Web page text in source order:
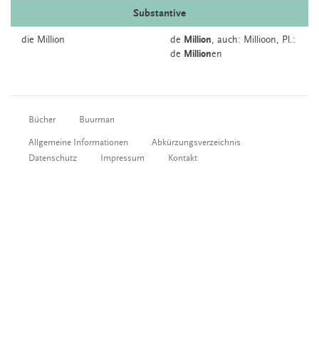
Substantive
die Million de Million, auch: Millioon, Pl.:
de Millionen
Bücher Buurman
Allgemeine Informationen
Abkürzungsverzeichnis
Datenschutz
Impressum Kontakt